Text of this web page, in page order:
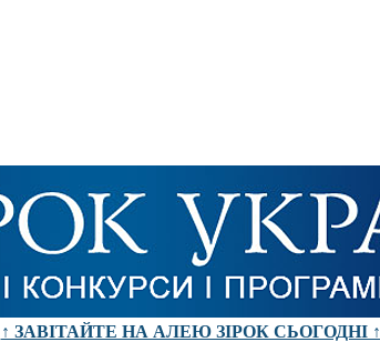
↑ ЗАВІТАЙТЕ НА АЛЕЮ ЗІРОК СЬОГОДНІ ↑